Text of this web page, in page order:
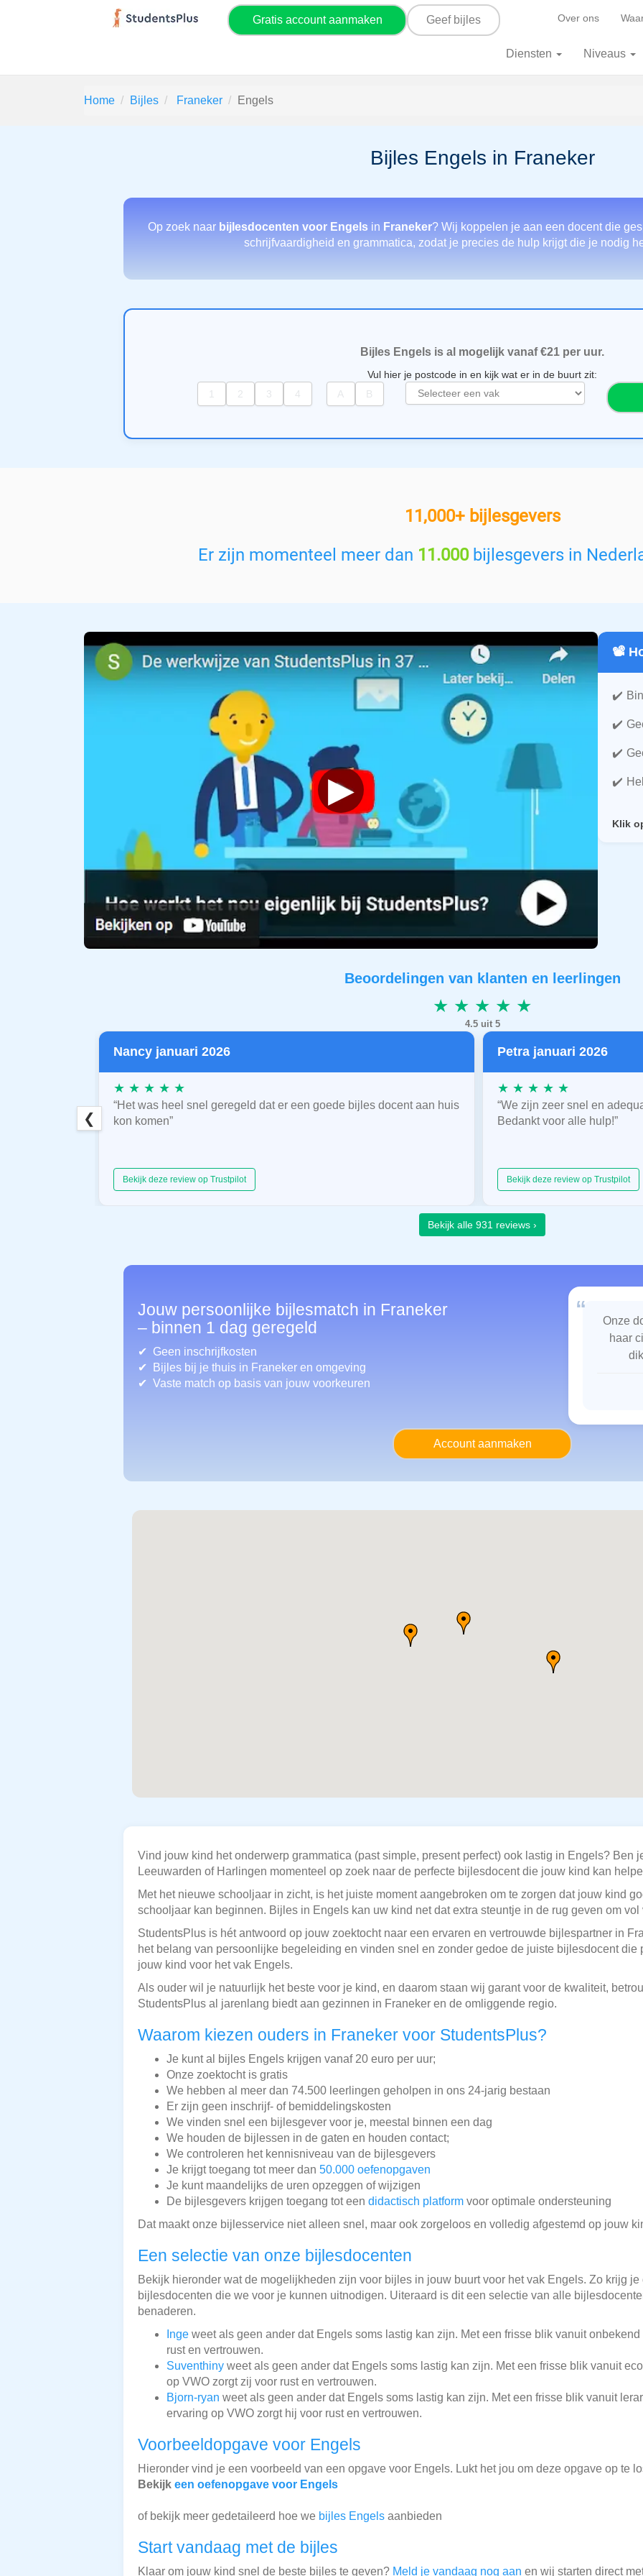
Gratis account aanmaken Geef bijles Over ons
Diensten Niveaus
Home Bijles Franeker Engels
Bijles Engels in Franeker
Op zoek naar bijlesdocenten voor Engels in Franeker? Wij koppelen je aan een docent die
schrijfvaardigheid en grammatica, zodat je precies de hulp krijgt die je nodig
Bijles Engels is al mogelijk vanaf €21 per uur.
Vul hier je postcode in en kijk wat er in de buurt zit:
e
e
n
11,000+ bijlesgevers
Er zijn momenteel meer dan 11.000bijlesgevers in
▶
📽️
Klik
Beoordelingen van klanten en leerlingen
★ ★ ★ ★ ★
4.5 uit 5
Nancy januari 2026
★ ★ ★ ★ ★
“Het was heel snel geregeld dat er een goede bijles docent aan huis
kon komen”
Bekijk deze review op Trustpilot
Petra januari 2026
★ ★ ★ ★ ★
“We zijn zeer snel en
Bedankt voor alle hulp!”
Bekijk deze review op Trustpilot
❮
Bekijk alle 931 reviews ›
Jouw persoonlijke bijlesmatch in Franeker
– binnen 1 dag geregeld
Geen inschrijfkosten
Bijles bij je thuis in Franeker en omgeving
Vaste match op basis van jouw voorkeuren
“
Onze
haar
Account aanmaken
Vind jouw kind het onderwerp grammatica (past simple, present perfect) ook lastig in Engels? Ben
Leeuwarden of Harlingen momenteel op zoek naar de perfecte bijlesdocent die jouw kind kan
Met het nieuwe schooljaar in zicht, is het juiste moment aangebroken om te zorgen dat jouw kind
schooljaar kan beginnen. Bijles in Engels kan uw kind net dat extra steuntje in de rug geven om
StudentsPlus is hét antwoord op jouw zoektocht naar een ervaren en vertrouwde bijlespartner in
het belang van persoonlijke begeleiding en vinden snel en zonder gedoe de juiste bijlesdocent die
jouw kind voor het vak Engels.
Als ouder wil je natuurlijk het beste voor je kind, en daarom staan wij garant voor de kwaliteit,
StudentsPlus al jarenlang biedt aan gezinnen in Franeker en de omliggende regio.
Waarom kiezen ouders in Franeker voor StudentsPlus?
Je kunt al bijles Engels krijgen vanaf 20 euro per uur;
Onze zoektocht is gratis
We hebben al meer dan 74.500 leerlingen geholpen in ons 24-jarig bestaan
Er zijn geen inschrijf- of bemiddelingskosten
We vinden snel een bijlesgever voor je, meestal binnen een dag
We houden de bijlessen in de gaten en houden contact;
We controleren het kennisniveau van de bijlesgevers
Je krijgt toegang tot meer dan 50.000 oefenopgaven
Je kunt maandelijks de uren opzeggen of wijzigen
De bijlesgevers krijgen toegang tot een didactisch platform voor optimale ondersteuning
Dat maakt onze bijlesservice niet alleen snel, maar ook zorgeloos en volledig afgestemd op jouw
Een selectie van onze bijlesdocenten
Bekijk hieronder wat de mogelijkheden zijn voor bijles in jouw buurt voor het vak Engels. Zo krijg
bijlesdocenten die we voor je kunnen uitnodigen. Uiteraard is dit een selectie van alle
benaderen.
Inge weet als geen ander dat Engels soms lastig kan zijn. Met een frisse blik vanuit
rust en vertrouwen.
Suventhiny weet als geen ander dat Engels soms lastig kan zijn. Met een frisse blik vanuit
op VWO zorgt zij voor rust en vertrouwen.
Bjorn-ryan weet als geen ander dat Engels soms lastig kan zijn. Met een frisse blik vanuit
ervaring op VWO zorgt hij voor rust en vertrouwen.
Voorbeeldopgave voor Engels
Hieronder vind je een voorbeeld van een opgave voor Engels. Lukt het jou om deze opgave op te
Bekijk een oefenopgave voor Engels
of bekijk meer gedetaileerd hoe we bijles Engels aanbieden
Start vandaag met de bijles
Klaar om jouw kind snel de beste bijles te geven? Meld je vandaag nog aan en wij starten direct